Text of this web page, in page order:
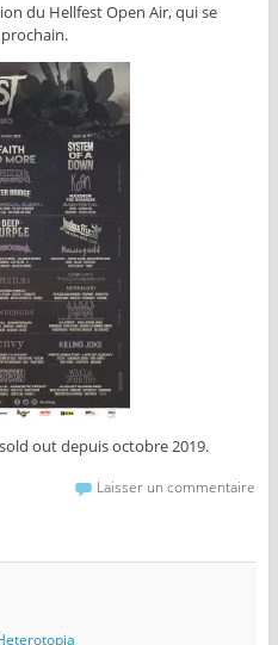
du Hellfest Open Air, qui se
out depuis octobre 2019.
Laisser un commentaire